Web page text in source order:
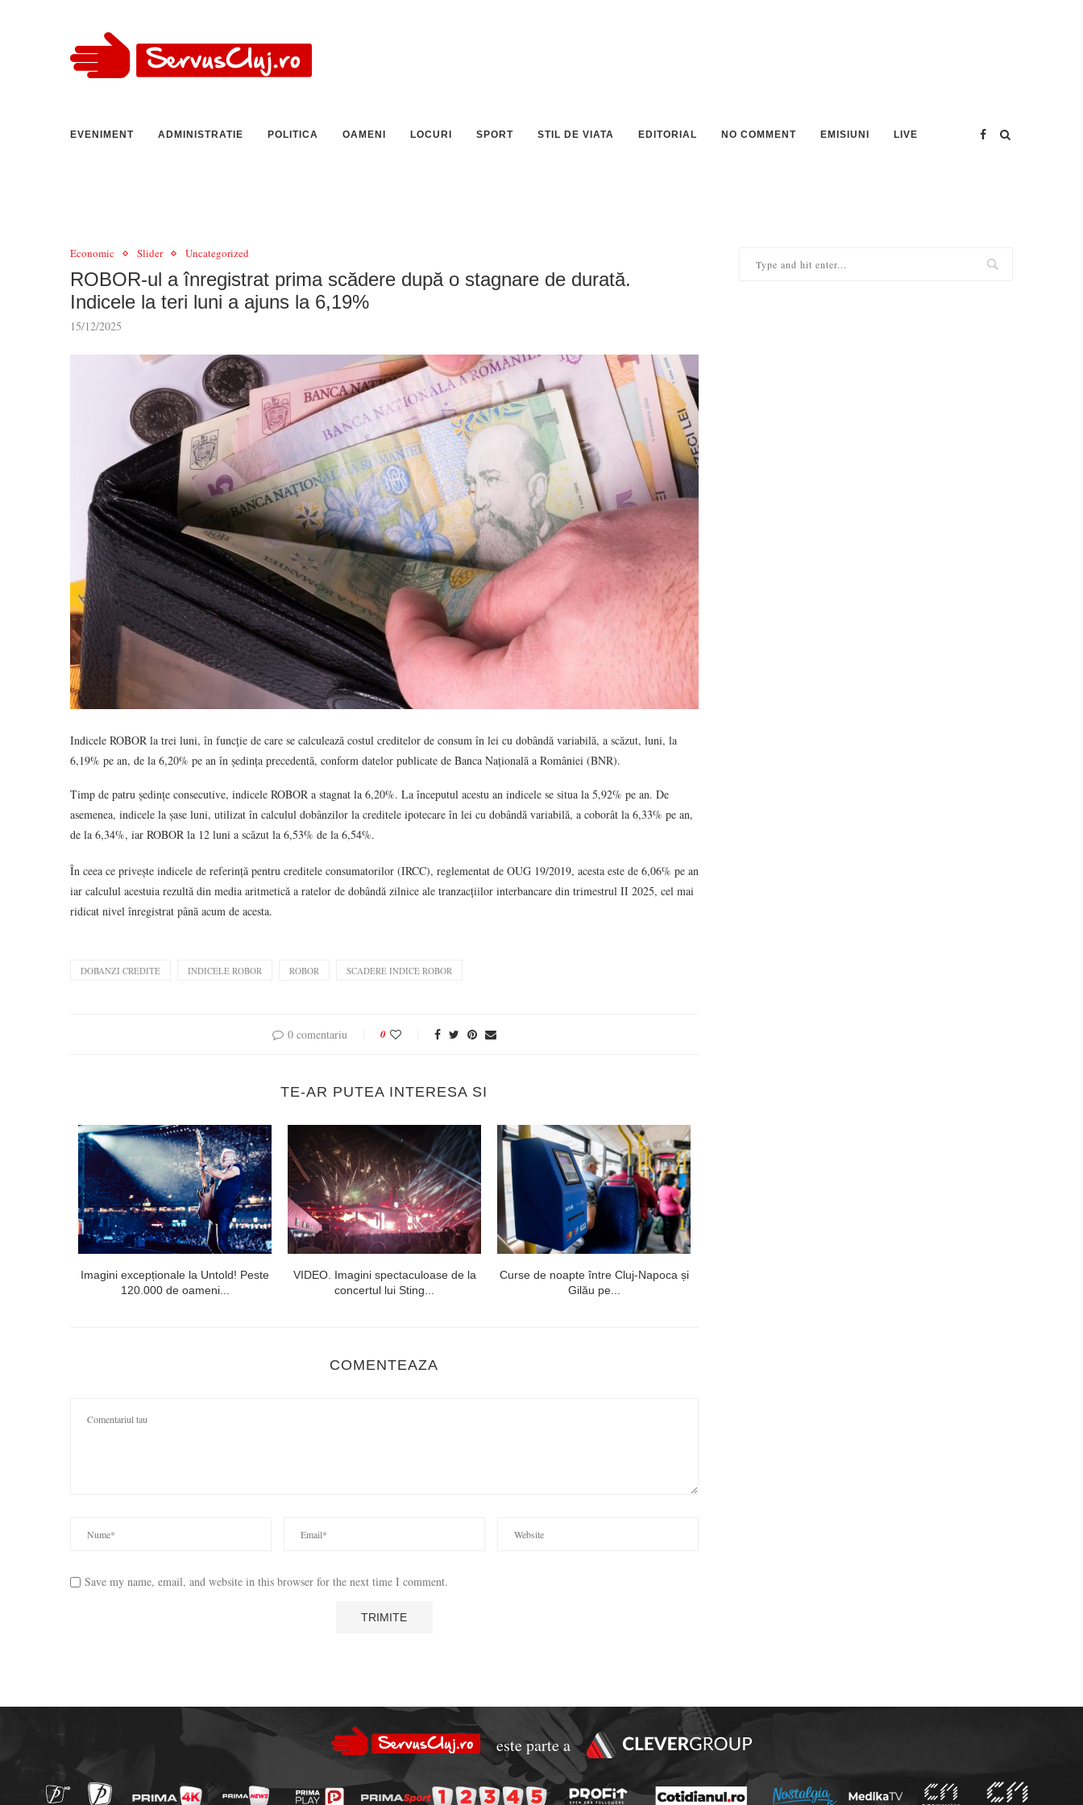
EVENIMENT ADMINISTRATIE POLITICA OAMENI LOCURI SPORT STIL DE VIATA EDITORIAL NO COMMENT EMISIUNI LIVE
Economic Slider Uncategorized
ROBOR-ul a înregistrat prima scădere după o stagnare de durată.
Indicele la teri luni a ajuns la 6,19%
15/12/2025
Indicele ROBOR la trei luni, în funcție de care se calculează costul creditelor de consum în lei cu dobândă variabilă, a scăzut, luni, la
6,19% pe an, de la 6,20% pe an în ședința precedentă, conform datelor publicate de Banca Națională a României (BNR).
Timp de patru ședințe consecutive, indicele ROBOR a stagnat la 6,20%. La începutul acestu an indicele se situa la 5,92% pe an. De
asemenea, indicele la șase luni, utilizat în calculul dobânzilor la creditele ipotecare în lei cu dobândă variabilă, a coborât la 6,33% pe an,
de la 6,34%, iar ROBOR la 12 luni a scăzut la 6,53% de la 6,54%.
În ceea ce privește indicele de referință pentru creditele consumatorilor (IRCC), reglementat de OUG 19/2019, acesta este de 6,06% pe an
iar calculul acestuia rezultă din media aritmetică a ratelor de dobândă zilnice ale tranzacțiilor interbancare din trimestrul II 2025, cel mai
ridicat nivel înregistrat până acum de acesta.
DOBANZI CREDITE INDICELE ROBOR ROBOR SCADERE INDICE ROBOR
0 comentariu 0
TE-AR PUTEA INTERESA SI
Imagini excepționale la Untold! Peste
120.000 de oameni...
VIDEO. Imagini spectaculoase de la
concertul lui Sting...
Curse de noapte între Cluj-Napoca și
Gilău pe...
COMENTEAZA
Save my name, email, and website in this browser for the next time I comment.
este parte a